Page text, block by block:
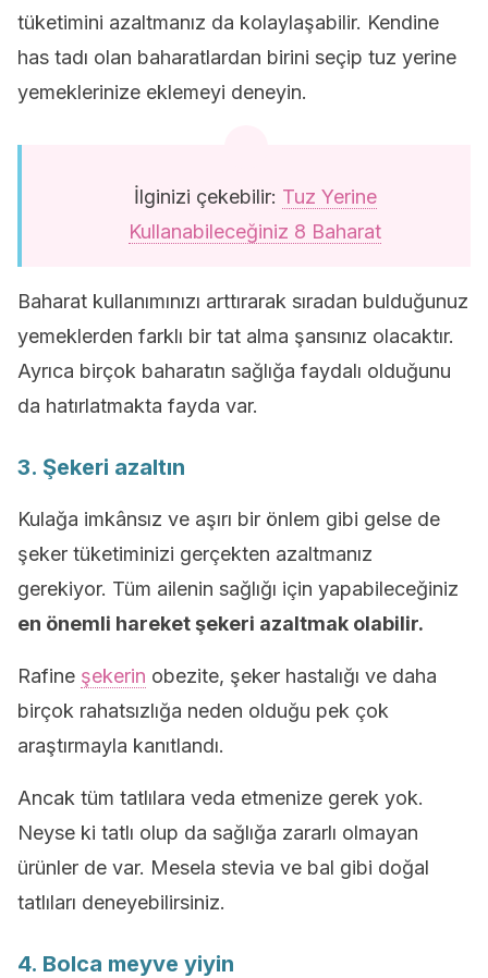
tüketimini azaltmanız da kolaylaşabilir. Kendine
has tadı olan baharatlardan birini seçip tuz yerine
yemeklerinize eklemeyi deneyin.
İlginizi çekebilir: Tuz Yerine
Kullanabileceğiniz 8 Baharat
Baharat kullanımınızı arttırarak sıradan bulduğunuz
yemeklerden farklı bir tat alma şansınız olacaktır.
Ayrıca birçok baharatın sağlığa faydalı olduğunu
da hatırlatmakta fayda var.
3. Şekeri azaltın
Kulağa imkânsız ve aşırı bir önlem gibi gelse de
şeker tüketiminizi gerçekten azaltmanız
gerekiyor. Tüm ailenin sağlığı için yapabileceğiniz
en önemli hareket şekeri azaltmak olabilir.
Rafine şekerin obezite, şeker hastalığı ve daha
birçok rahatsızlığa neden olduğu pek çok
araştırmayla kanıtlandı.
Ancak tüm tatlılara veda etmenize gerek yok.
Neyse ki tatlı olup da sağlığa zararlı olmayan
ürünler de var. Mesela stevia ve bal gibi doğal
tatlıları deneyebilirsiniz.
4. Bolca meyve yiyin